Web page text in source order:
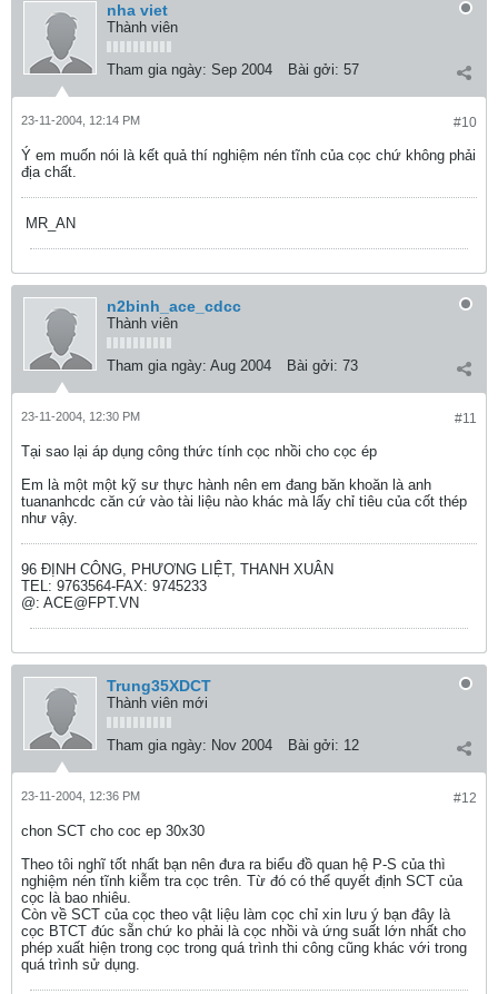
nha viet
Thành viên
Tham gia ngày: Sep 2004 Bài gởi: 57
#10
23-11-2004, 12:14 PM
Ý em muốn nói là kết quả thí nghiệm nén tĩnh của cọc chứ không phải
địa chất.
MR_AN
n2binh_ace_cdcc
Thành viên
Tham gia ngày: Aug 2004 Bài gởi: 73
#11
23-11-2004, 12:30 PM
Tại sao lại áp dụng công thức tính cọc nhồi cho cọc ép
Em là một một kỹ sư thực hành nên em đang băn khoăn là anh
tuananhcdc căn cứ vào tài liệu nào khác mà lấy chỉ tiêu của cốt thép
như vậy.
96 ĐỊNH CÔNG, PHƯƠNG LIỆT, THANH XUÂN
TEL: 9763564-FAX: 9745233
@: ACE@FPT.VN
Trung35XDCT
Thành viên mới
Tham gia ngày: Nov 2004 Bài gởi: 12
#12
23-11-2004, 12:36 PM
chon SCT cho coc ep 30x30
Theo tôi nghĩ tốt nhất bạn nên đưa ra biểu đồ quan hệ P-S của thì
nghiệm nén tĩnh kiễm tra cọc trên. Từ đó có thể quyết định SCT của
cọc là bao nhiêu.
Còn về SCT của cọc theo vật liệu làm cọc chỉ xin lưu ý bạn đây là
cọc BTCT đúc sẵn chứ ko phải là cọc nhồi và ứng suất lớn nhất cho
phép xuất hiện trong cọc trong quá trình thi công cũng khác với trong
quá trình sử dụng.